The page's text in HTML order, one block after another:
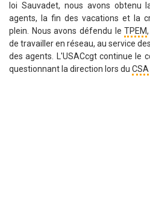
loi Sauvadet, nous avons obtenu
agents, la fin des vacations et la
plein. Nous avons défendu leTPEM
de travailler en réseau, au service
des agents. L'USACcgt continue le
questionnant la direction lors du CSA